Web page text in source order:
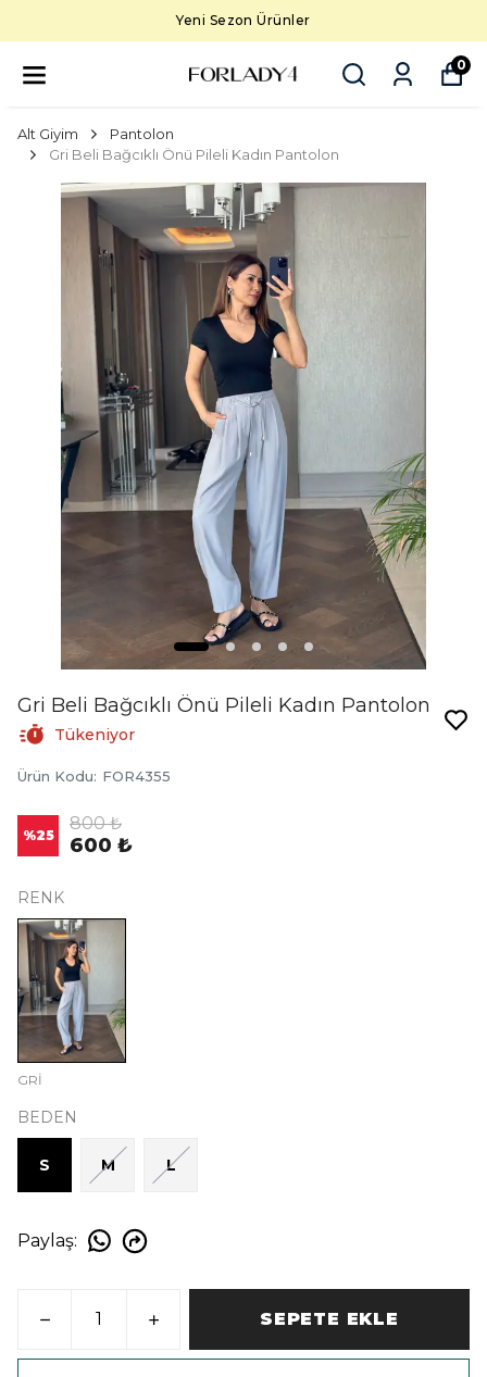
Yeni Sezon Ürünler
0
Alt Giyim
Pantolon
Gri Beli Bağcıklı Önü Pileli Kadın Pantolon
Gri Beli Bağcıklı Önü Pileli Kadın Pantolon
Tükeniyor
Ürün Kodu: FOR4355
%25
800 ₺
600 ₺
RENK
GRİ
BEDEN
S M L
Paylaş:
SEPETE EKLE